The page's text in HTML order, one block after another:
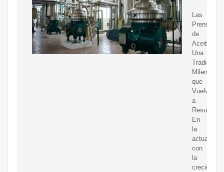
Las
Prensas
de
Aceite:
Una
Tradición
Milenaria
que
Vuelve
a
Resurgir
En
la
actualidad,
con
la
creciente